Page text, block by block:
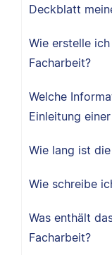
Deckblatt
Wie erstelle
Facharbeit?
Welche
Einleitung
Wie lang ist
Wie schreibe
Was enthält
Facharbeit?